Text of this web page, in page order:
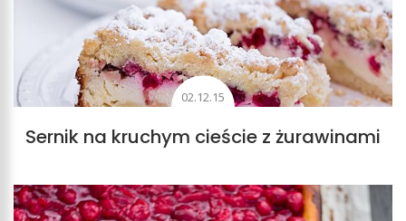
02.12.15
Sernik na kruchym cieście z żurawinami